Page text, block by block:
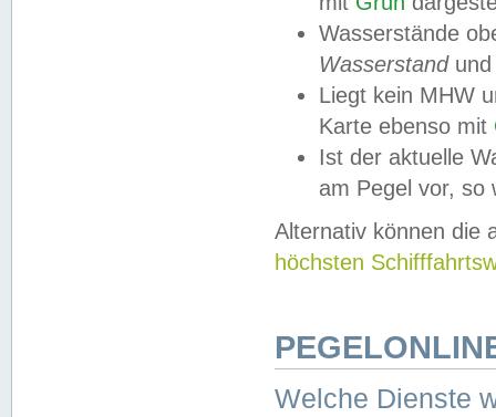
Wasserstände
Wasserstandund
Liegt kein MHW
Karte ebenso mit
Ist der aktuelle
am Pegel vor,
Alternativ können die
höchsten
Welche Dienste